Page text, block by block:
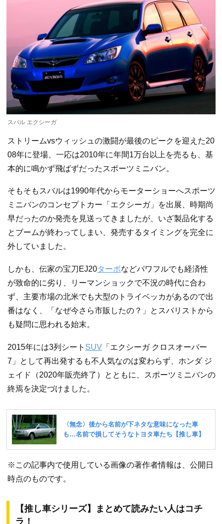
スバル エクシーガ
ストリームvsウィッシュの激闘が最後のピークを迎えた20
08年に登場、一応は2010年に年間1万台以上を売るも、基
本的に鳴かず飛ばずだったスポーツミニバン。
そもそもスバルは1990年代からモーターショーへスポーツ
ミニバンのコンセプトカー「エクシーガ」を出展、時期尚
早だったのか発売を見送ってきましたが、いざ製品化する
とブームが終わってしまい、発売するタイミングを完全に
外していました。
しかも、伝家の宝刀EJ20ターボなどパワフルでも経済性
が致命的に劣り、リーマンショックで不況の時代に合わ
ず、主要市場の北米でも大型のトライベッカがあるので出
番はなく、「なぜ今さら市販したの？」とスバリストから
も疑問に思われる始末。
2015年には3列シート SUV 「エクシーガ クロスオーバー
7」として再出発するも不人気なのは変わらず、ホンダ ジ
ェイド（2020年販売終了）とともに、スポーツミニバンの
終焉を決定づけました。
※この記事内で使用している画像の著作者情報は、公開日
時点のものです。
【推し車シリーズ】まとめて読みたい人はコチ
ラ！